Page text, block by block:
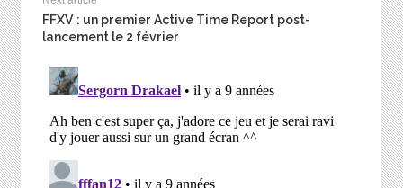
FFXV : un premier Active Time Report post-
lancement le 2 février